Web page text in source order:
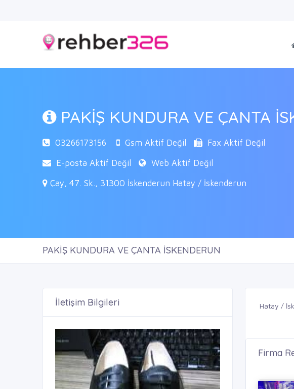
PAKİŞ KUNDURA VE ÇANTA
03266173156 Gsm Aktif Değil
Fax Aktif Değil
E-posta Aktif Değil
Web Aktif Değil
Çay, 47. Sk., 31300 İskenderun Hatay / İskenderun
PAKİŞ KUNDURA VE ÇANTA İSKENDERUN
İletişim Bilgileri Hatay /
Firma